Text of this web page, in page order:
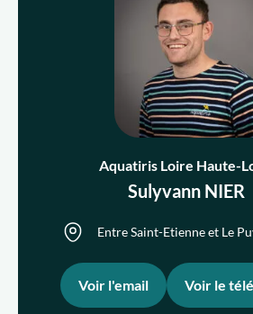
Qui sommes-nous ?
Trouver un expert
Aquatiris Loire Haute-
Sulyvann NIER
Entre Saint-Etienne et Le
Voir l'email Voir le